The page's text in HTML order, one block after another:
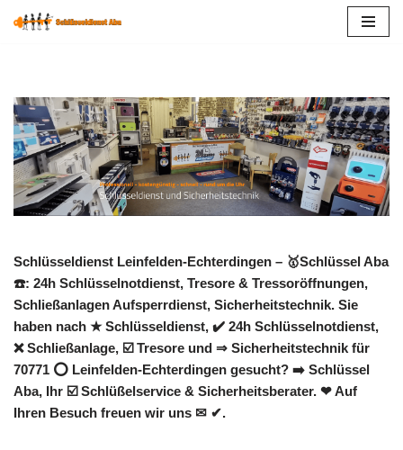
Schlüsseldienst Leinfelden-Echterdingen – 🥇Schlüssel Aba
☎️: 24h Schlüsselnotdienst, Tresore & Tressoröffnungen,
Schließanlagen Aufsperrdienst, Sicherheitstechnik. Sie
haben nach ★ Schlüsseldienst, ✔️ 24h Schlüsselnotdienst,
❌ Schließanlage, ☑️ Tresore und ⇒ Sicherheitstechnik für
70771 ⭕ Leinfelden-Echterdingen gesucht? ➡️ Schlüssel
Aba, Ihr ☑️ Schlüßelservice & Sicherheitsberater. ❤ Auf
Ihren Besuch freuen wir uns ✉ ✔.